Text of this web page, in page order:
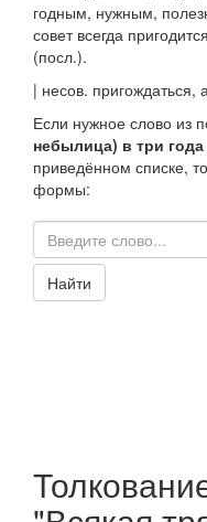
годным, нужным,
совет всегда
(посл.).
| несов. пригождаться,
Если нужное слово из
небылица) в три года
приведённом списке,
формы:
Найти